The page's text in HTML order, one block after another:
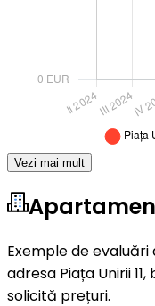
Vezi mai mult
Exemple de
adresa Piața Unirii
solicită prețuri.